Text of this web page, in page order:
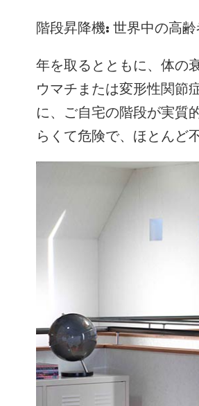
階段昇降機: 世界中の高
年を取るとともに、体の
ウマチまたは変形性関節
に、ご自宅の階段が実質
らくて危険で、ほとんど